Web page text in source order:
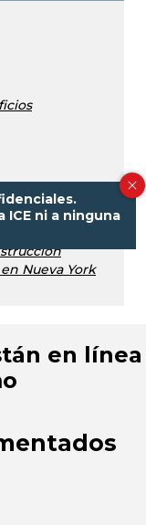
de ventanas
Nueva York
en línea
ICE ni a ninguna